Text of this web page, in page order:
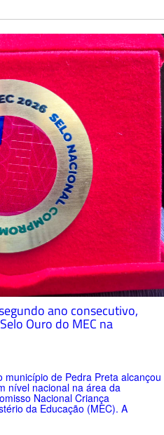
ano consecutivo,
Ouro do MEC na
município de Pedra Preta alcançou
nível nacional na área da
Nacional Criança
da Educação (MEC). A